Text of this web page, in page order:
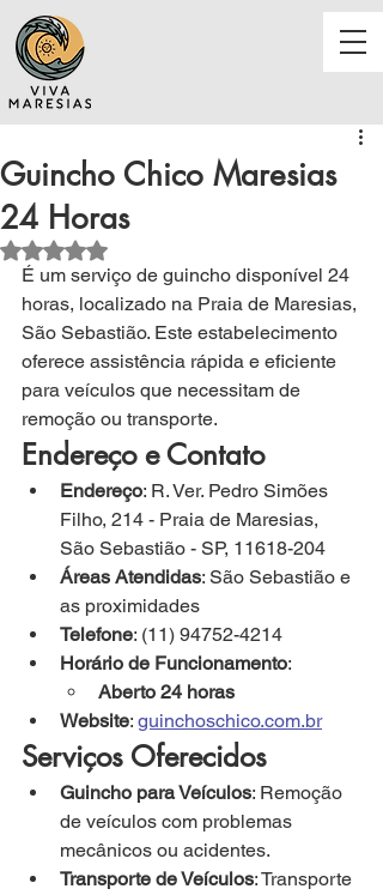
Guincho Chico Maresias
24 Horas
Avaliado com NaN de 5 estrelas.
É um serviço de guincho disponível 24
horas, localizado na Praia de Maresias,
São Sebastião. Este estabelecimento
oferece assistência rápida e eficiente
para veículos que necessitam de
remoção ou transporte.
Endereço e Contato
Endereço: R. Ver. Pedro Simões
Filho, 214 - Praia de Maresias,
São Sebastião - SP, 11618-204
Áreas Atendidas: São Sebastião e
as proximidades
Telefone: (11) 94752-4214
Horário de Funcionamento:
Aberto 24 horas
Website: guinchoschico.com.br
Serviços Oferecidos
Guincho para Veículos: Remoção
de veículos com problemas
mecânicos ou acidentes.
Transporte de Veículos: Transporte